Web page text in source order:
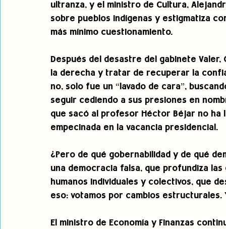
jóvenes indígenas Incidencias incidencia PNPI
ultranza, y el ministro de Cultura,
sobre pueblos indígenas y estigmatiza
más mínimo cuestionamiento.
Después del desastre del gabinete
la derecha y tratar de recuperar la
no, solo fue un “lavado de cara”,
seguir cediendo a sus presiones en
que sacó al profesor Héctor Béjar no
empecinada en la vacancia presidencial.
¿Pero de qué gobernabilidad y de qué
una democracia falsa, que profundiza
humanos individuales y colectivos, que
eso: votamos por cambios
El ministro de Economía y Finanzas